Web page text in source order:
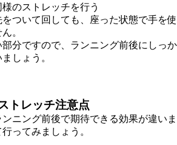
のストレッチを行う
ついて回しても、座った状態で手を使
。
分ですので、ランニング前後にしっか
しょう。
トレッチ注意点
ニング前後で期待できる効果が違いま
ってみましょう。